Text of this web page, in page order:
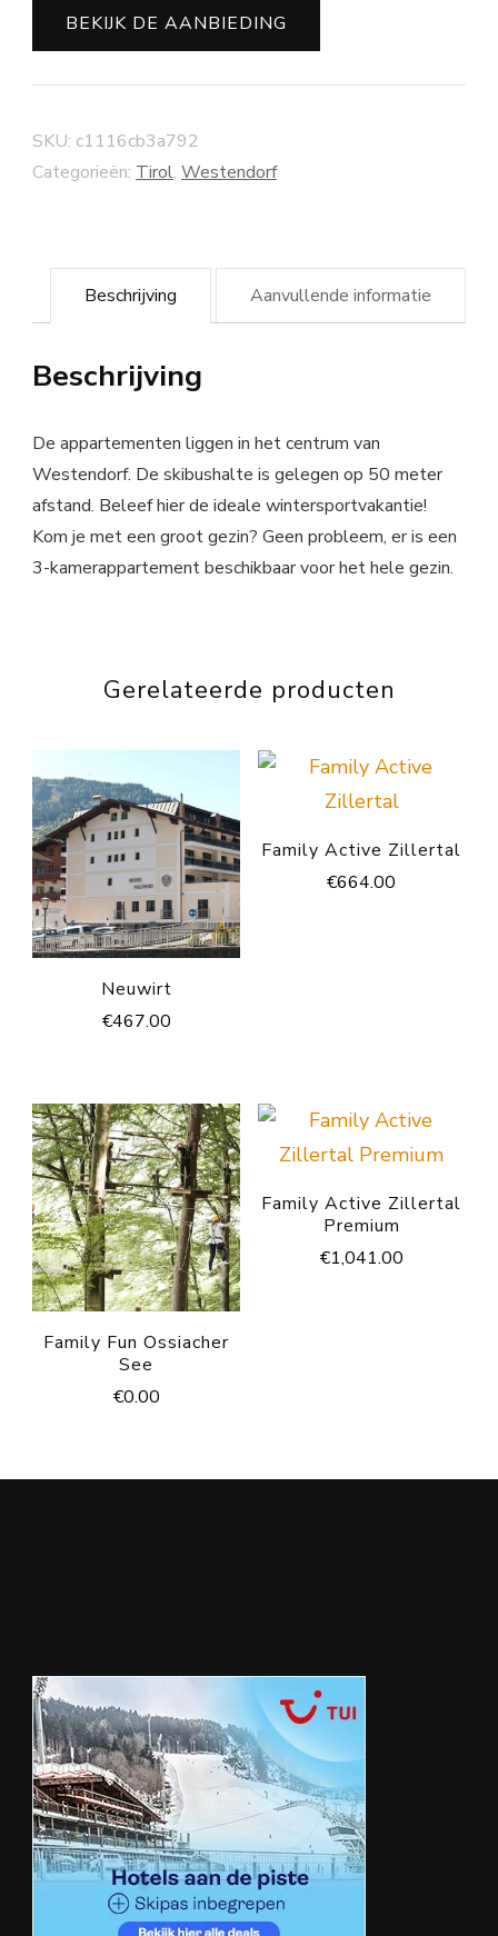
BEKIJK DE AANBIEDING
SKU: c1116cb3a792
Categorieën: Tirol, Westendorf
Beschrijving Aanvullende informatie
Beschrijving
De appartementen liggen in het centrum van
Westendorf. De skibushalte is gelegen op 50 meter
afstand. Beleef hier de ideale wintersportvakantie!
Kom je met een groot gezin? Geen probleem, er is een
3-kamerappartement beschikbaar voor het hele gezin.
Gerelateerde producten
Neuwirt
€467.00
Family Active Zillertal
€664.00
Family Fun Ossiacher
See
€0.00
Family Active Zillertal
Premium
€1,041.00